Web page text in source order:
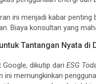
ini menjadi kabar
Biaya konsultan yang
Tantangan Nyata di
Google, dikutip dari ESG
ini memungkinkan